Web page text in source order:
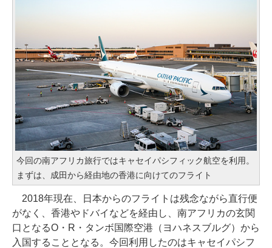
今回の南アフリカ旅行ではキャセイパシフィック航空を利用。
まずは、成田から経由地の香港に向けてのフライト
2018年現在、日本からのフライトは残念ながら直行便
がなく、香港やドバイなどを経由し、南アフリカの玄関
口となるO・R・タンボ国際空港（ヨハネスブルグ）から
入国することとなる。今回利用したのはキャセイパシフ